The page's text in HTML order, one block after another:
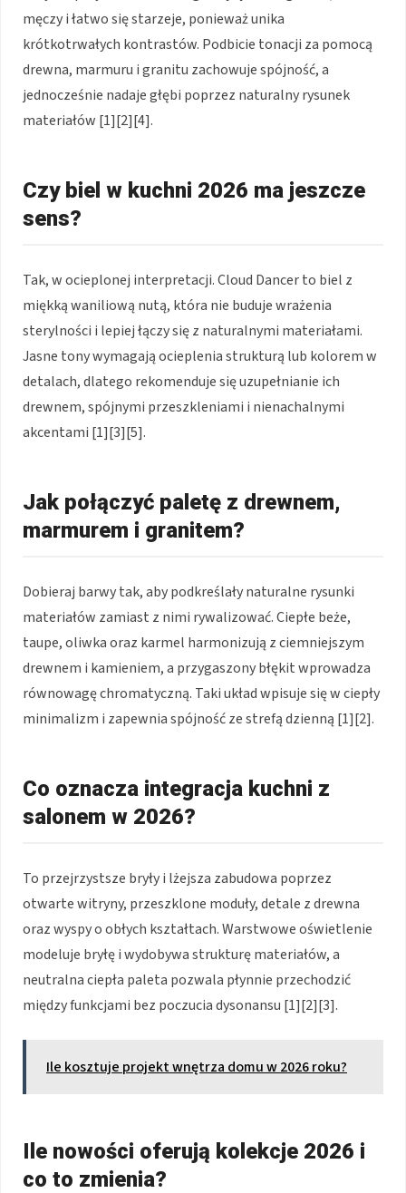
męczy i łatwo się starzeje, ponieważ unika
krótkotrwałych kontrastów. Podbicie tonacji za pomocą
drewna, marmuru i granitu zachowuje spójność, a
jednocześnie nadaje głębi poprzez naturalny rysunek
materiałów [1][2][4].
Czy biel w kuchni 2026 ma jeszcze
sens?
Tak, w ocieplonej interpretacji. Cloud Dancer to biel z
miękką waniliową nutą, która nie buduje wrażenia
sterylności i lepiej łączy się z naturalnymi materiałami.
Jasne tony wymagają ocieplenia strukturą lub kolorem w
detalach, dlatego rekomenduje się uzupełnianie ich
drewnem, spójnymi przeszkleniami i nienachalnymi
akcentami [1][3][5].
Jak połączyć paletę z drewnem,
marmurem i granitem?
Dobieraj barwy tak, aby podkreślały naturalne rysunki
materiałów zamiast z nimi rywalizować. Ciepłe beże,
taupe, oliwka oraz karmel harmonizują z ciemniejszym
drewnem i kamieniem, a przygaszony błękit wprowadza
równowagę chromatyczną. Taki układ wpisuje się w ciepły
minimalizm i zapewnia spójność ze strefą dzienną [1][2].
Co oznacza integracja kuchni z
salonem w 2026?
To przejrzystsze bryły i lżejsza zabudowa poprzez
otwarte witryny, przeszklone moduły, detale z drewna
oraz wyspy o obłych kształtach. Warstwowe oświetlenie
modeluje bryłę i wydobywa strukturę materiałów, a
neutralna ciepła paleta pozwala płynnie przechodzić
między funkcjami bez poczucia dysonansu [1][2][3].
Ile kosztuje projekt wnętrza domu w 2026 roku?
Ile nowości oferują kolekcje 2026 i
co to zmienia?